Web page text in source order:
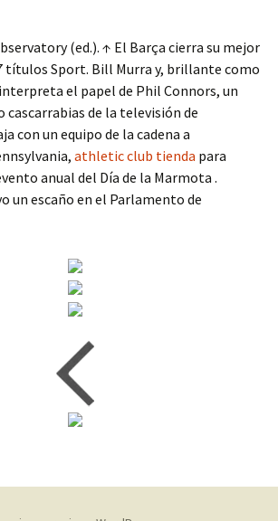
(ed.). ↑ El Barça cierra su mejor
títulos Sport. Bill Murra y, brillante como
el papel de Phil Connors, un
de la televisión de
con un equipo de la cadena a
athletic club tienda para
anual del Día de la Marmota .
un escaño en el Parlamento de